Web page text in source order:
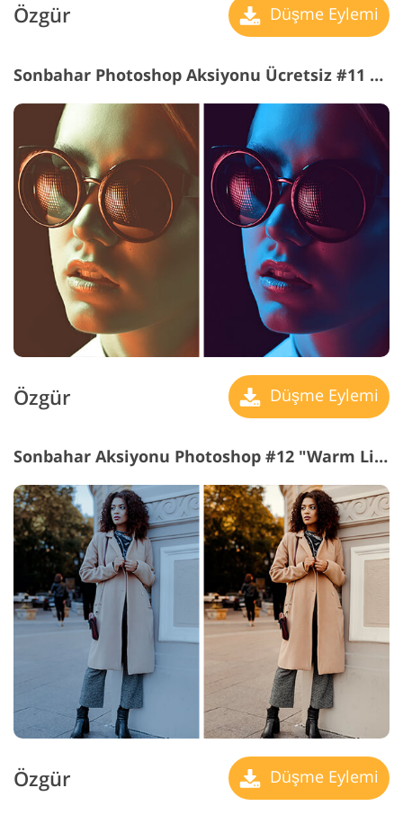
Özgür Düşme Eylemi
Sonbahar Photoshop Aksiyonu Ücretsiz #11 "Ultra Violet"
Özgür Düşme Eylemi
Sonbahar Aksiyonu Photoshop #12 "Warm Light"
Özgür Düşme Eylemi